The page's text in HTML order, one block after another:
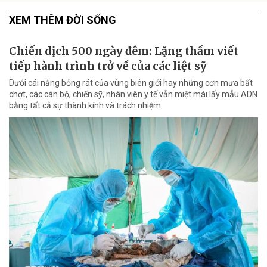
XEM THÊM ĐỜI SỐNG
Chiến dịch 500 ngày đêm: Lặng thầm viết
tiếp hành trình trở về của các liệt sỹ
Dưới cái nắng bỏng rát của vùng biên giới hay những cơn mưa bất
chợt, các cán bộ, chiến sỹ, nhân viên y tế vẫn miệt mài lấy mẫu ADN
bằng tất cả sự thành kính và trách nhiệm.